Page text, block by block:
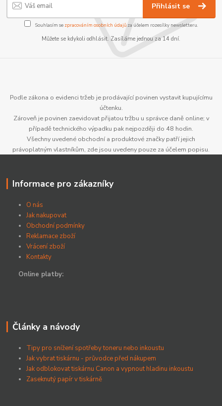
Přihlásit se
Souhlasím se zpracováním osobních údajůza účelem rozesílky newsletteru.
Můžete se kdykoli odhlásit. Zasíláme jednou za 14 dní.
Podle zákona o evidenci tržeb je prodávající povinen vystavit kupujícímu
účtenku.
Zároveň je povinen zaevidovat přijatou tržbu u správce daně online; v
případě technického výpadku pak nejpozději do 48 hodin.
Všechny uvedené obchodní a produktové značky patří jejich
právoplatným vlastníkům, zde jsou uvedeny pouze za účelem popisu.
Informace pro zákazníky
O nás
Jak nakupovat
Obchodní podmínky
Reklamace zboží
Vrácení zboží
Kontakty
Online platby:
Články a návody
Tipy pro snížení spotřeby toneru nebo inkoustu
Jak vybrat tiskárnu - průvodce před nákupem
Jak odblokovat tiskárnu Canon a vypnout hladinu inkoustu
Zaseknutý papír v tiskárně